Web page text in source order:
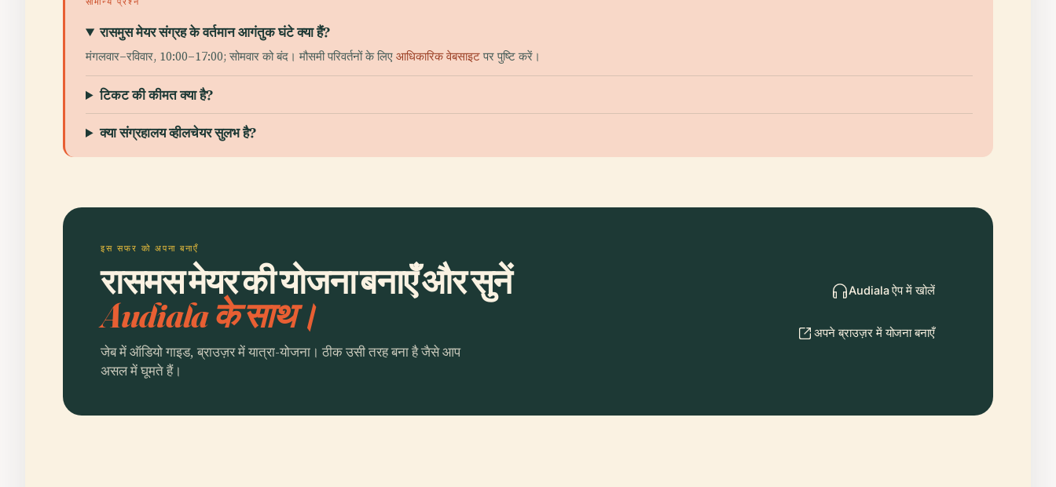
रासमुस मेयर संग्रह के वर्तमान आगंतुक घंटे क्या हैं?
मंगलवार–रविवार, 10:00–17:00; सोमवार को बंद। मौसमी परिवर्तनों के लिएआधिकारिक वेबसाइटपर पुष्टि करें।
टिकट की कीमत क्या है?
क्या संग्रहालय व्हीलचेयर सुलभ है?
इस सफर को अपना बनाएँ
रासमस मेयर की योजना बनाएँ और सुनें
Audiala के साथ।
जेब में ऑडियो गाइड, ब्राउज़र में यात्रा-योजना। ठीक उसी तरह बना है जैसे आप
असल में घूमते हैं।
Audiala ऐप में खोलें
अपने ब्राउज़र में योजना बनाएँ